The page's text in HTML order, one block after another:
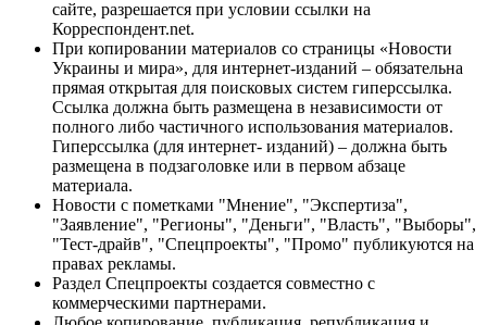
сайте, разрешается при условии ссылки на
Корреспондент.net.
При копировании материалов со страницы «Новости
Украины и мира», для интернет-изданий – обязательна
прямая открытая для поисковых систем гиперссылка.
Ссылка должна быть размещена в независимости от
полного либо частичного использования материалов.
Гиперссылка (для интернет- изданий) – должна быть
размещена в подзаголовке или в первом абзаце
материала.
Новости с пометками "Мнение", "Экспертиза",
"Заявление", "Регионы", "Деньги", "Власть", "Выборы",
"Тест-драйв", "Спецпроекты", "Промо" публикуются на
правах рекламы.
Раздел Спецпроекты создается совместно с
коммерческими партнерами.